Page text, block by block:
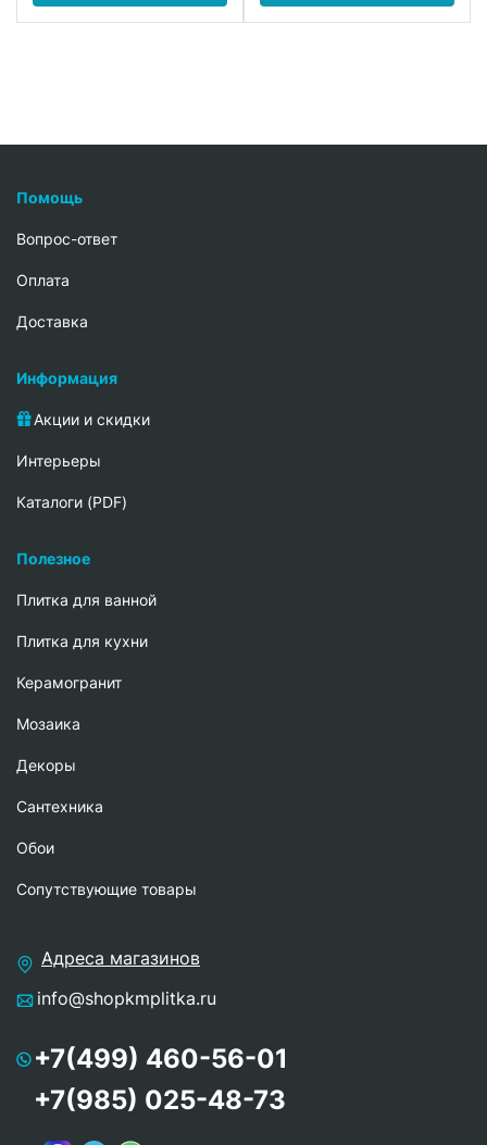
Помощь
Вопрос-ответ
Oплата
Доставка
Информация
Акции и скидки
Интерьеры
Каталоги (PDF)
Полезное
Плитка для ванной
Плитка для кухни
Керамогранит
Мозаика
Декоры
Сантехника
Обои
Сопутствующие товары
Адреса магазинов
info@shopkmplitka.ru
+7(499) 460-56-01
+7(985) 025-48-73